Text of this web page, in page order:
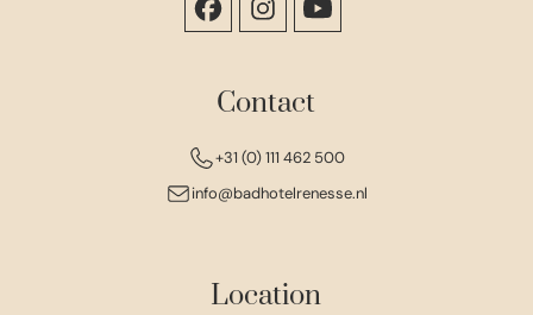
Contact
+31 (0) 111 462 500
info@badhotelrenesse.nl
Location